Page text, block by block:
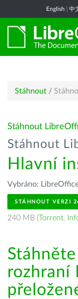
English 中
Stáhnout /
Stáhnout
Stáhnout
Hlavní
Vybráno:
STÁHNOUT VERZI
240 MB (Torrent,
rozhraní